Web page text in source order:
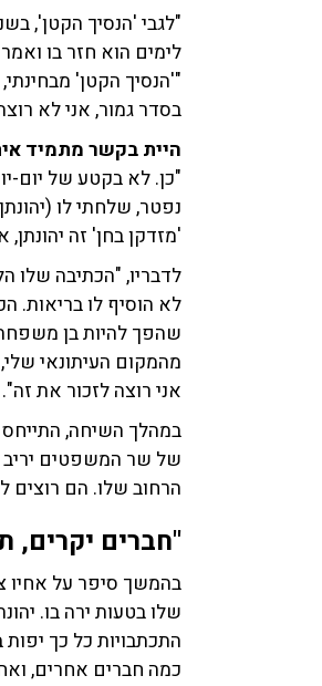
"לגבי 'הנסיך הקטן',
לימים הוא חזר בו
"'הנסיך הקטן'
בסדר גמור, אני לא
היית בקשר מתמיד
"כן. לא בקטע של יום-
נפטר, שלחתי לו
'מזדקן בחן' זה
לדבריו, "הכתיבה שלו
שהפך להיות בן משפחה
מהמקום העיתונאי
אני רוצה לזכור את זה".
במהלך השיחה,
של שר המשפטים יריב
הרחוב שלו. הם רוצים
"חברים יקרים,
שלו בטעות ירה בו.
התכתבויות כל כך
כמה חברים אחרים, ואחרי זה